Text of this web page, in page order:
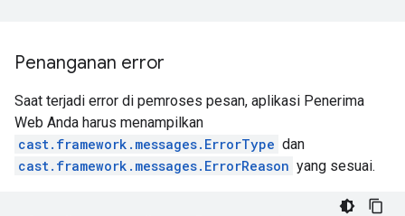
Penanganan error
Saat terjadi error di pemroses pesan, aplikasi Penerima
Web Anda harus menampilkan
cast.framework.messages.ErrorType dan
cast.framework.messages.ErrorReason yang sesuai.